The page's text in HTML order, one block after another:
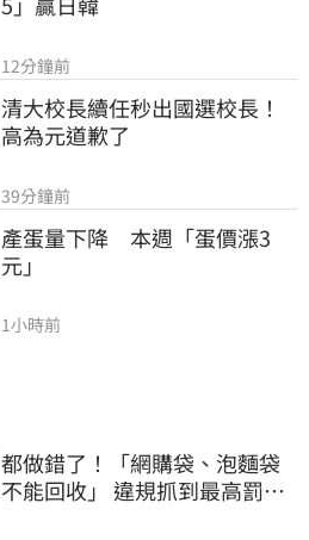
12分鐘前
清大校長續任秒出國選校長！
高為元道歉了
39分鐘前
產蛋量下降　本週「蛋價漲3
元」
1小時前
都做錯了！「網購袋、泡麵袋
不能回收」 違規抓到最高罰